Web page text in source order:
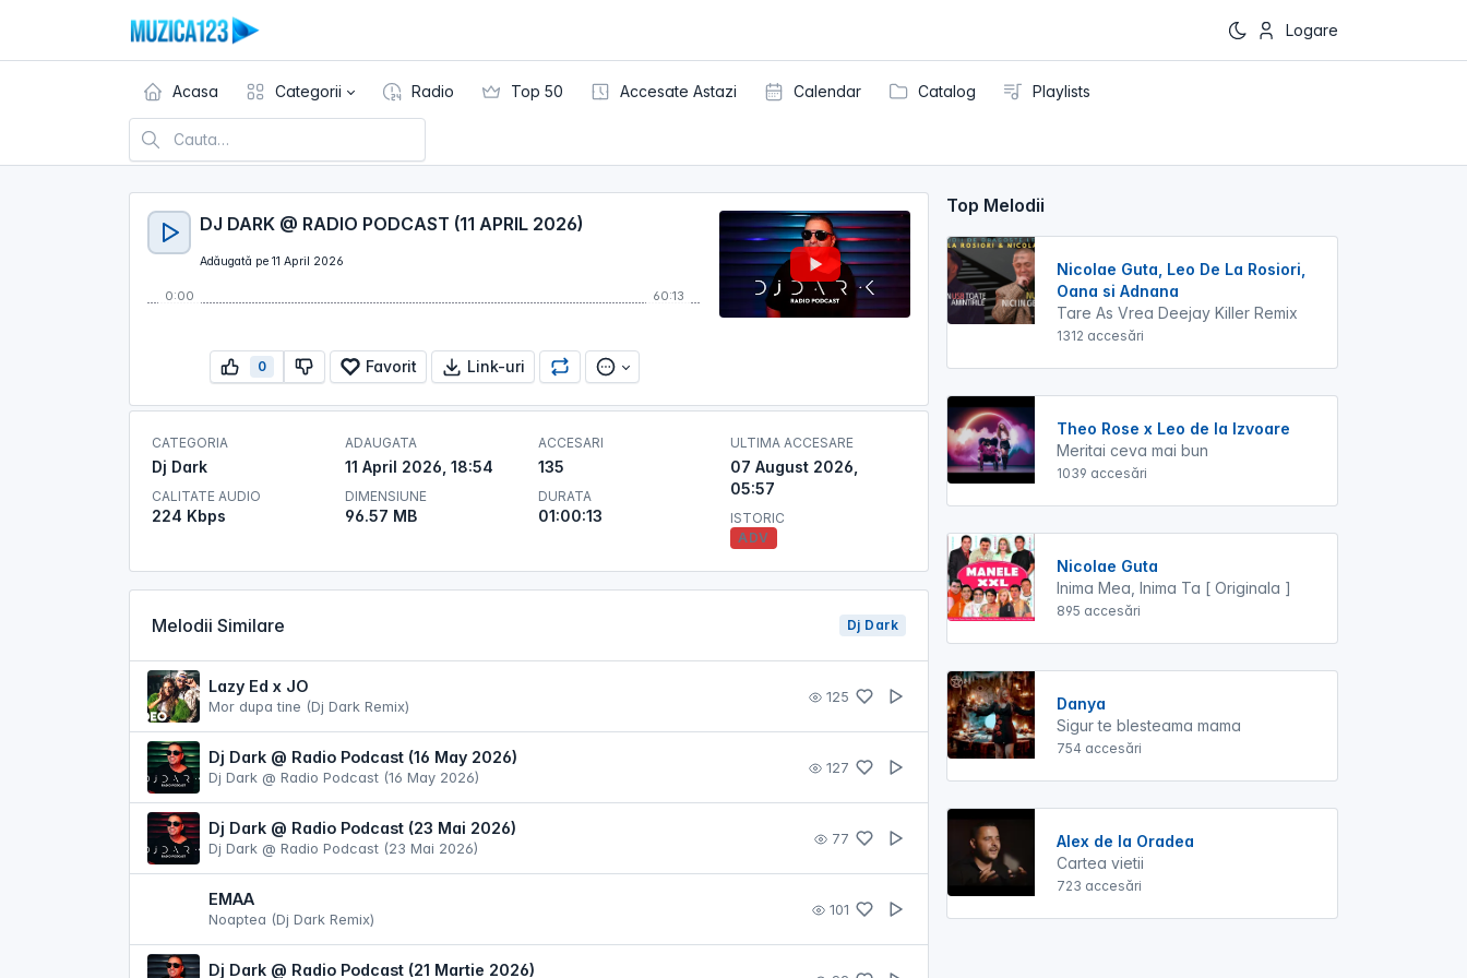
Logare
Acasa Categorii Radio Top 50 Accesate Astazi Calendar Catalog Playlists
DJ DARK @ RADIO PODCAST (11 APRIL 2026)
Adăugată pe 11 April 2026
0:00 60:13
0 Favorit Link-uri
CATEGORIA
Dj Dark
CALITATE AUDIO
224 Kbps
ADAUGATA
11 April 2026, 18:54
DIMENSIUNE
96.57 MB
ACCESARI
135
DURATA
01:00:13
ULTIMA ACCESARE
07 August 2026,
05:57
ISTORIC
ADV
Melodii Similare Dj Dark
Lazy Ed x JO
Mor dupa tine (Dj Dark Remix)
125
Dj Dark @ Radio Podcast (16 May 2026)
Dj Dark @ Radio Podcast (16 May 2026)
127
Dj Dark @ Radio Podcast (23 Mai 2026)
Dj Dark @ Radio Podcast (23 Mai 2026)
77
EMAA
Noaptea (Dj Dark Remix)
101
Dj Dark @ Radio Podcast (21 Martie 2026)
Top Melodii
Nicolae Guta, Leo De La Rosiori,
Oana si Adnana
Tare As Vrea Deejay Killer Remix
1312 accesări
Theo Rose x Leo de la Izvoare
Meritai ceva mai bun
1039 accesări
Nicolae Guta
Inima Mea, Inima Ta [ Originala ]
895 accesări
Danya
Sigur te blesteama mama
754 accesări
Alex de la Oradea
Cartea vietii
723 accesări